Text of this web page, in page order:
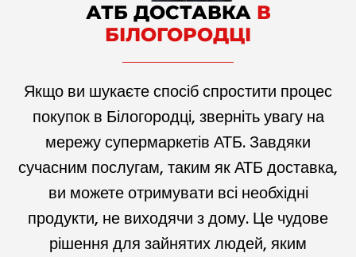
АТБ ДОСТАВКАВ
БІЛОГОРОДЦІ
Якщо ви шукаєте спосіб спростити процес
покупок в Білогородці, зверніть увагу на
мережу супермаркетів АТБ. Завдяки
сучасним послугам, таким як АТБ доставка,
ви можете отримувати всі необхідні
продукти, не виходячи з дому. Це чудове
рішення для зайнятих людей, яким